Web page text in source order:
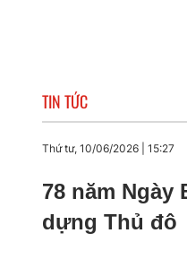
TIN TỨC
Thứ tư, 10/06/2026 15:27
78 năm
dựng Thủ đô